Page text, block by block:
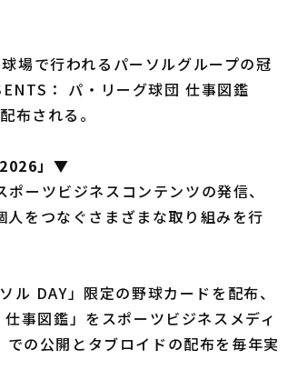
場で行われるパーソルグループの冠
： パ・リーグ球団 仕事図鑑
布される。
」▼
ーツビジネスコンテンツの発信、
をつなぐさまざまな取り組みを行
DAY」限定の野球カードを配布、
事図鑑」をスポーツビジネスメディ
の公開とタブロイドの配布を毎年実